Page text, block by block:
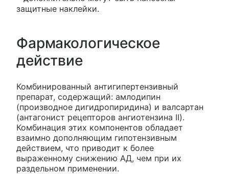
защитные наклейки.
Фармакологическое
действие
Комбинированный антигипертензивный
препарат, содержащий: амлодипин
(производное дигидропиридина) и валсартан
(антагонист рецепторов ангиотензина II).
Комбинация этих компонентов обладает
взаимно дополняющим гипотензивным
действием, что приводит к более
выраженному снижению АД, чем при их
раздельном применении.